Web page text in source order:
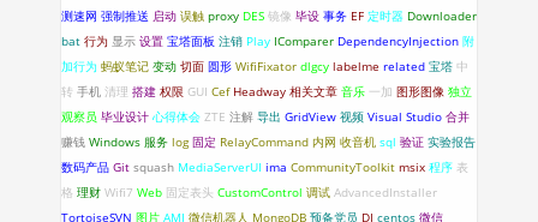
测速网 强制推送 启动 误触 proxy DES 镜像 毕设 事务 EF 定时器 Downloader
bat 行为 显示 设置 宝塔面板 注销 Play IComparer DependencyInjection 附
加行为 蚂蚁笔记 变动 切面 圆形 WifiFixator dlgcy labelme related 宝塔 中
转 手机 清理 搭建 权限 GUI Cef Headway 相关文章 音乐 一加 图形图像 独立
观察员 毕业设计 心得体会 ZTE 注解 导出 GridView 视频 Visual Studio 合并
赚钱 Windows 服务 log 固定 RelayCommand 内网 收音机 sql 验证 实验报告
数码产品 Git squash MediaServerUI ima CommunityToolkit msix 程序 表
格 理财 Wifi7 Web 固定表头 CustomControl 调试 AdvancedInstaller
TortoiseSVN 图片 AMI 微信机器人 MongoDB 预备党员 DI centos 微信